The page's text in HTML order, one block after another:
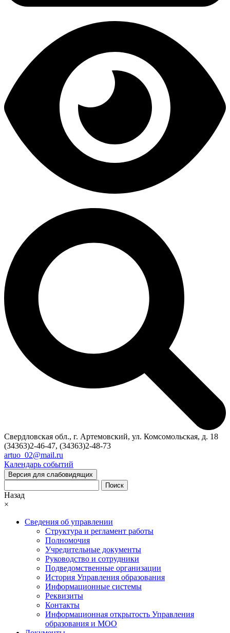
Свердловская обл., г. Артемовский, ул. Комсомольская, д. 18
(34363)2-46-47, (34363)2-48-73
artuo_02@mail.ru
Календарь событий
Версия для слабовидящих
Поиск
Назад
×
Сведения об управлении
Структура и регламент работы
Полномочия
Учредительные документы
Руководство и сотрудники
Подведомственные организации
История Управления образования
Информационные системы
Реквизиты
Контакты
Информационная открытость Управления
образования и МОО